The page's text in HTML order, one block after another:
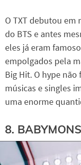
O TXT debutou em
do BTS e antes
eles já eram
empolgados pela
Big Hit. O hype
músicas e singles
uma enorme
8.